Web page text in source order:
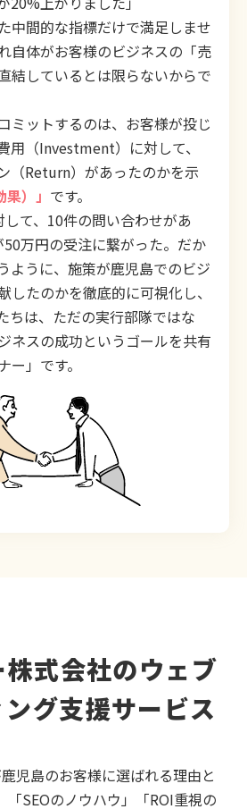
中間的な指標だけで満足しませ
自体がお客様のビジネスの「売
結しているとは限らないからで
ミットするのは、お客様が投じ
用（Investment）に対して、
（Return）があったのかを示
）」 です。
して、10件の問い合わせがあ
50万円の受注に繋がった。だか
ように、施策が鹿児島でのビジ
したのかを徹底的に可視化し、
ちは、ただの実行部隊ではな
ネスの成功というゴールを共有
」です。
式会社のウェブ
グ支援サービス
児島のお客様に選ばれる理由と
「SEOのノウハウ」「ROI重視の